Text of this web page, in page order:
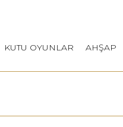
KUTU OYUNLAR AHŞAP